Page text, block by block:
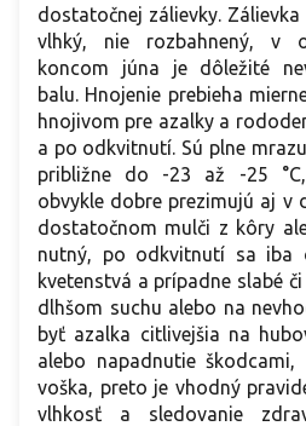
dostatočnej zálievky.
vlhký, nie rozbahnený, v
koncom júna je dôležité
balu. Hnojenie prebieha
hnojivom pre azalky a
a po odkvitnutí. Sú plne
približne do -23 až -25
obvykle dobre prezimujú aj v
dostatočnom mulči z kôry
nutný, po odkvitnutí sa iba
kvetenstvá a prípadne slabé
dlhšom suchu alebo na
byť azalka citlivejšia na
alebo napadnutie
voška, ​​preto je vhodný
vlhkosť a sledovanie